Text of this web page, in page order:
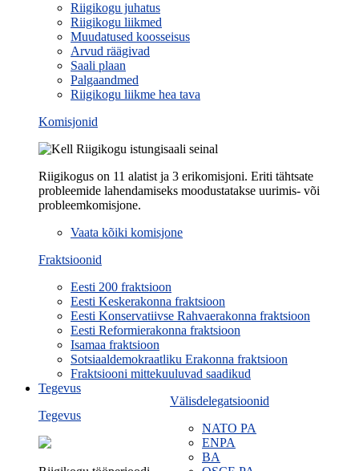
Riigikogu juhatus
Riigikogu liikmed
Muudatused koosseisus
Arvud räägivad
Saali plaan
Palgaandmed
Riigikogu liikme hea tava
Komisjonid
Riigikogus on 11 alatist ja 3 erikomisjoni. Eriti tähtsate
probleemide lahendamiseks moodustatakse uurimis- või
probleemkomisjone.
Vaata kõiki komisjone
Fraktsioonid
Eesti 200 fraktsioon
Eesti Keskerakonna fraktsioon
Eesti Konservatiivse Rahvaerakonna fraktsioon
Eesti Reformierakonna fraktsioon
Isamaa fraktsioon
Sotsiaaldemokraatliku Erakonna fraktsioon
Fraktsiooni mittekuuluvad saadikud
Välisdelegatsioonid
NATO PA
ENPA
BA
Tegevus
Tegevus